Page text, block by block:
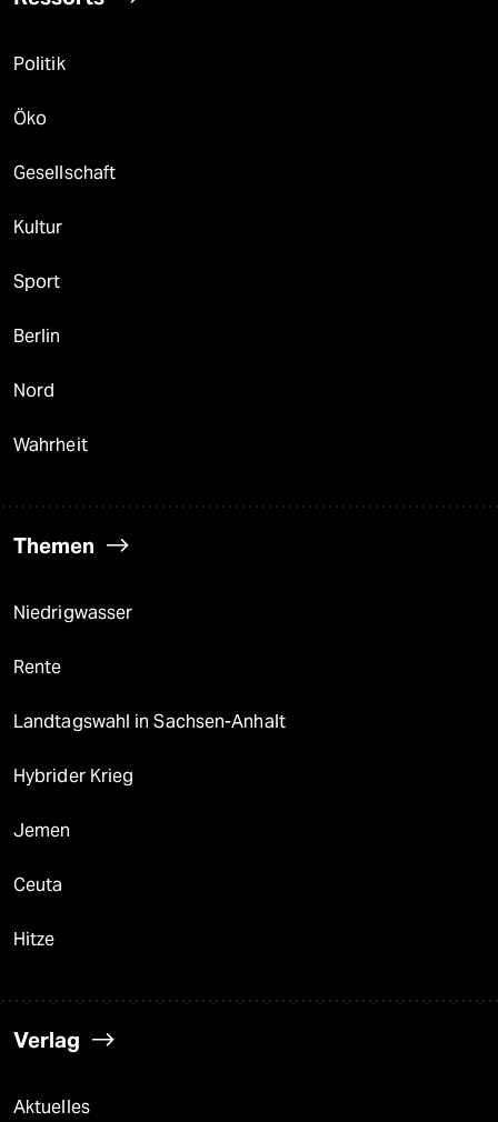
Politik
Öko
Gesellschaft
Kultur
Sport
Berlin
Nord
Wahrheit
Themen
Niedrigwasser
Rente
Landtagswahl in Sachsen-Anhalt
Hybrider Krieg
Jemen
Ceuta
Hitze
Verlag
Aktuelles